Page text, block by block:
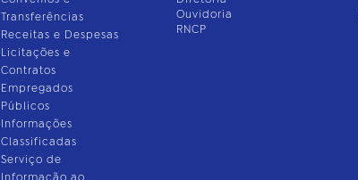
Transferências
Receitas e Despesas
Licitações e
Contratos
Empregados
Públicos
Informações
Classificadas
Serviço de
Ouvidoria
RNCP